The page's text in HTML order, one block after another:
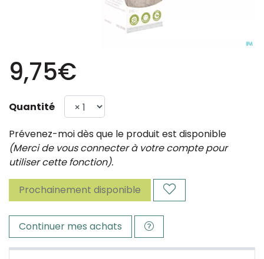
9,75€
Quantité
Prévenez-moi dès que le produit est disponible
(Merci de vous connecter à votre compte pour
utiliser cette fonction).
Prochainement disponible
Continuer mes achats